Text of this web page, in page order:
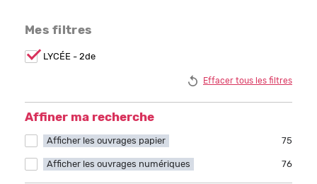
Mot de passe ou identifiant oublié
Mes filtres
Remove
LYCÉE - 2de
Effacer tous les filtres
Affiner ma recherche
Afficher les ouvrages papier 75
Apply Afficher les ouvrages papier filter
Afficher les ouvrages numériques 76
Apply Afficher les ouvrages numériques filter